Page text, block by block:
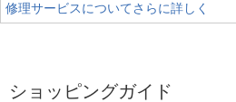
修理サービスについてさらに詳しく
ショッピングガイド